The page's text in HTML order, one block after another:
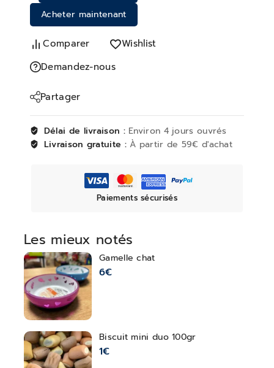
Les mieux notés
Gamelle chat
6€
Biscuit mini duo 100gr
1€
Acheter maintenant
Comparer
Wishlist
Demandez-nous
Partager
Délai de livraison : Environ 4 jours ouvrés
Livraison gratuite :À partir de 59€ d'achat
Paiements sécurisés